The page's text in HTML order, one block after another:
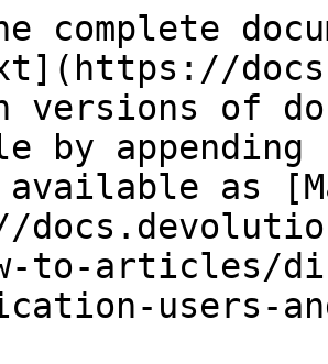
complete
versions of
by
as
to-articles/
users-